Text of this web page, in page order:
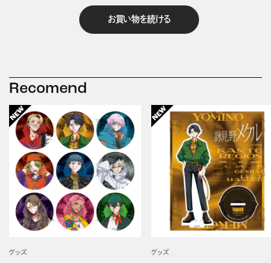
お買い物を続ける
Recomend
グッズ グッズ